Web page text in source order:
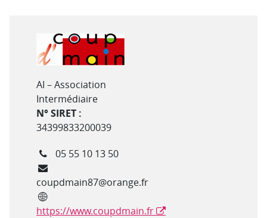
Type de structure
AI – Association
Intermédiaire
N° SIRET :
34399833200039
Téléphone
05 55 10 13 50
Courriel
coupdmain87@orange.fr
Site internet
https://www.coupdmain.fr